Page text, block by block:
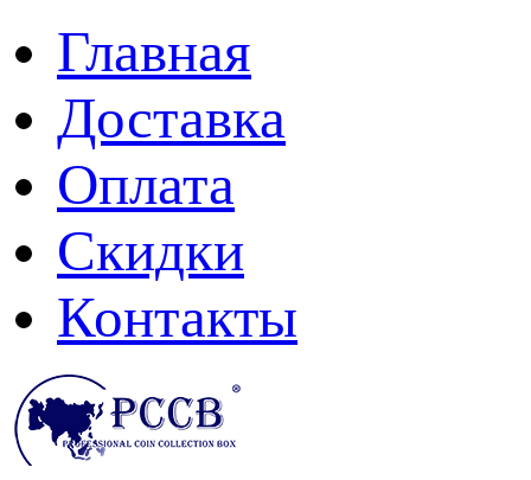
Главная
Доставка
Оплата
Скидки
Контакты